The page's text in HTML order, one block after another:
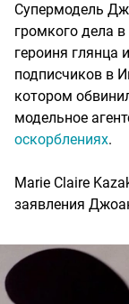
Супермодель
громкого дела
героиня
подписчиков в
котором
модельное
оскорблениях.
Marie Claire
заявления